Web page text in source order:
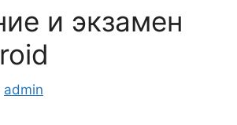
и экзамен
admin